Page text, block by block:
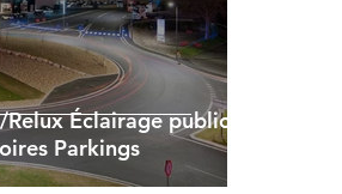
Éclairage public
Parkings